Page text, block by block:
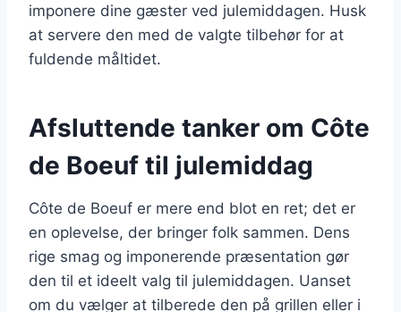
imponere dine gæster ved julemiddagen. Husk
at servere den med de valgte tilbehør for at
fuldende måltidet.
Afsluttende tanker om Côte
de Boeuf til julemiddag
Côte de Boeuf er mere end blot en ret; det er
en oplevelse, der bringer folk sammen. Dens
rige smag og imponerende præsentation gør
den til et ideelt valg til julemiddagen. Uanset
om du vælger at tilberede den på grillen eller i